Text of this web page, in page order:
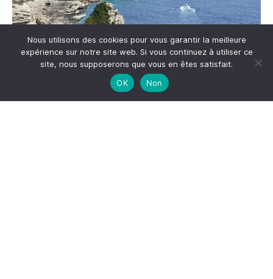
Nous utilisons des cookies pour vous garantir la meilleure
expérience sur notre site web. Si vous continuez à utiliser ce
site, nous supposerons que vous en êtes satisfait.
OK
Non